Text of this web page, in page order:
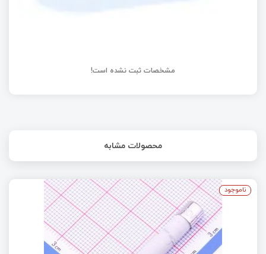
مشخصات ثبت نشده است!
محصولات مشابه
ناموجود